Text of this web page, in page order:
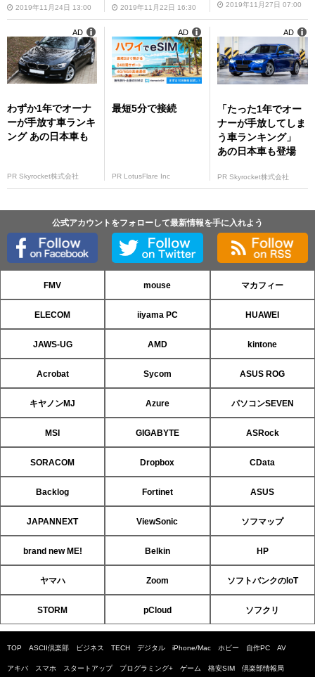
2019年11月24日 13:00 2019年11月22日 16:30 2019年11月27日 07:00
わずか1年でオーナ
ーが手放す車ランキ
ング あの日本車も
PR Skyrocket株式会社
AD
最短5分で接続
PR LotusFlare Inc
AD
「たった1年でオー
ナーが手放してしま
う車ランキング」
あの日本車も登場
PR Skyrocket株式会社
AD
公式アカウントをフォローして最新情報を手に入れよう
FMV mouse マカフィー
ELECOM iiyama PC HUAWEI
JAWS-UG AMD kintone
Acrobat Sycom ASUS ROG
キヤノンMJ Azure パソコンSEVEN
MSI GIGABYTE ASRock
SORACOM Dropbox CData
Backlog Fortinet ASUS
JAPANNEXT ViewSonic ソフマップ
brand new ME! Belkin HP
ヤマハ Zoom ソフトバンクのIoT
STORM pCloud ソフクリ
TOP ASCII倶楽部 ビジネス TECH デジタル iPhone/Mac ホビー 自作PC AV
アキバ スマホ スタートアップ プログラミング+ ゲーム 格安SIM 倶楽部情報局